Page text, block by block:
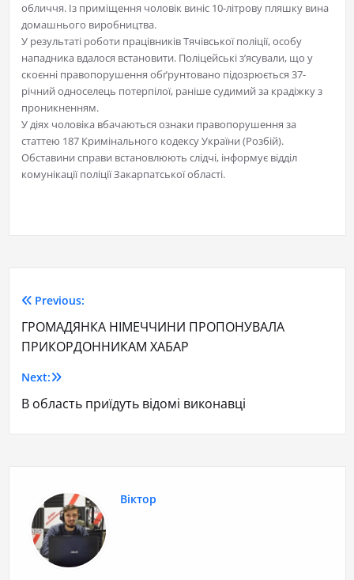
обличчя. Із приміщення чоловік виніс 10-літрову пляшку вина
домашнього виробництва.
У результаті роботи працівників Тячівської поліції, особу
нападника вдалося встановити. Поліцейські з’ясували, що у
скоєнні правопорушення обґрунтовано підозрюється 37-
річний односелець потерпілої, раніше судимий за крадіжку з
проникненням.
У діях чоловіка вбачаються ознаки правопорушення за
статтею 187 Кримінального кодексу України (Розбій).
Обставини справи встановлюють слідчі, інформує відділ
комунікації поліції Закарпатської області.
Previous:
ГРОМАДЯНКА НІМЕЧЧИНИ ПРОПОНУВАЛА
ПРИКОРДОННИКАМ ХАБАР
Next:
В область приїдуть відомі виконавці
Віктор